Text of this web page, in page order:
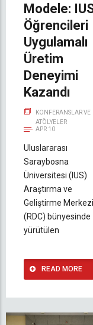
Modele:
Öğrencileri
Uygulamalı
Üretim
Deneyimi
Kazandı
KONFERANSLAR VE
ATÖLYELER
APR 10
Uluslararası
Saraybosna
Üniversitesi (IUS)
Araştırma ve
Geliştirme Merkezi
(RDC) bünyesinde
yürütülen
READ MORE